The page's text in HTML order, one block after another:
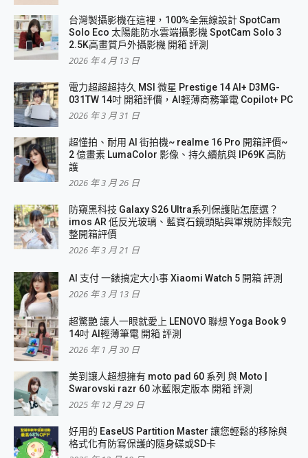
台灣製攝影機在這裡，100%全無線設計 SpotCam
Solo Eco 太陽能防水雲端攝影機 SpotCam Solo 3
2.5K高畫質戶外攝影機 開箱 評測
2026 年 4 月 13 日
電力超超超持久 MSI 微星 Prestige 14 AI+ D3MG-
031TW 14吋 開箱評價，AI輕薄商務筆電 Copilot+ PC
2026 年 3 月 31 日
超懂拍、耐用 AI 街拍機~ realme 16 Pro 開箱評價~
2 億畫素 LumaColor 影像、持久續航與 IP69K 高防
護
2026 年 3 月 26 日
防窺黑科技 Galaxy S26 Ultra系列保護貼怎麼選？
imos AR 低反光玻璃、藍寶石鏡頭貼與軍規防摔殼完
整開箱評價
2026 年 3 月 21 日
AI 支付 一錶搞定大小事 Xiaomi Watch 5 開箱 評測
2026 年 3 月 13 日
超驚艷 讓人一眼就愛上 LENOVO 聯想 Yoga Book 9
14吋 AI輕薄筆電 開箱 評測
2026 年 1 月 30 日
美到讓人超想擁有 moto pad 60 系列 與 Moto |
Swarovski razr 60 冰藍限定版本 開箱 評測
2025 年 12 月 29 日
好用的 EaseUS Partition Master 讓您輕鬆的移除與
格式化有防寫保護的隨身碟或SD卡